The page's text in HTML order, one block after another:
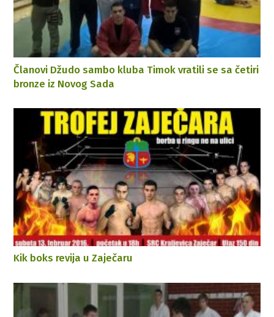
Članovi Džudo sambo kluba Timok vratili se sa četiri
bronze iz Novog Sada
Kik boks revija u Zaječaru